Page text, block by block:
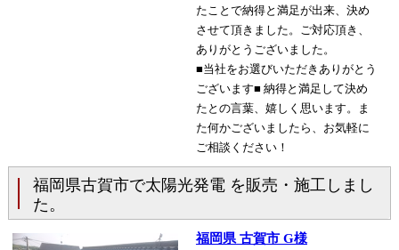
たことで納得と満足が出来、決め
させて頂きました。ご対応頂き、
ありがとうございました。
■当社をお選びいただきありがとう
ございます■ 納得と満足して決め
たとの言葉、嬉しく思います。ま
た何かございましたら、お気軽に
ご相談ください！
福岡県古賀市で太陽光発電 を販売・施工しまし
た。
福岡県 古賀市 G様